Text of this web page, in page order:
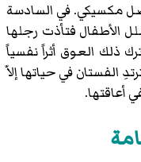
مكسيكي. في السادسة
فتأذت رجلها
ذلك العوق أثراً نفسياً
الفستان في حياتها إلاّ
أعاقتها.